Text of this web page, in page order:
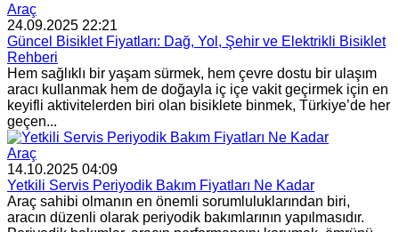
Araç
24.09.2025 22:21
Güncel Bisiklet Fiyatları: Dağ, Yol, Şehir ve Elektrikli Bisiklet
Rehberi
Hem sağlıklı bir yaşam sürmek, hem çevre dostu bir ulaşım
aracı kullanmak hem de doğayla iç içe vakit geçirmek için en
keyifli aktivitelerden biri olan bisiklete binmek, Türkiye’de her
geçen...
Araç
14.10.2025 04:09
Yetkili Servis Periyodik Bakım Fiyatları Ne Kadar
Araç sahibi olmanın en önemli sorumluluklarından biri,
aracın düzenli olarak periyodik bakımlarının yapılmasıdır.